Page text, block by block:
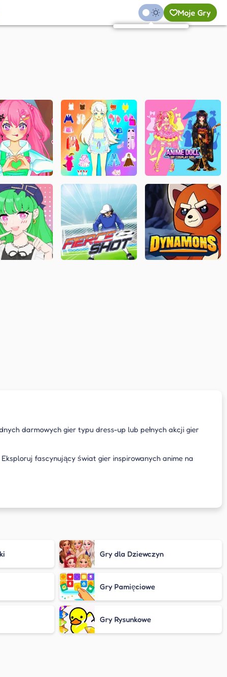
Moje Gry
darmowych gier typu dress-up lub pełnych akcji gier
fascynujący świat gier inspirowanych anime na
Gry dla Dziewczyn
Gry Pamięciowe
Gry Rysunkowe